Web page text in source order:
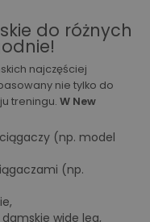
do różnych
najczęściej
nie tylko do
treningu. W New
(np. model
(np.
wide leg,